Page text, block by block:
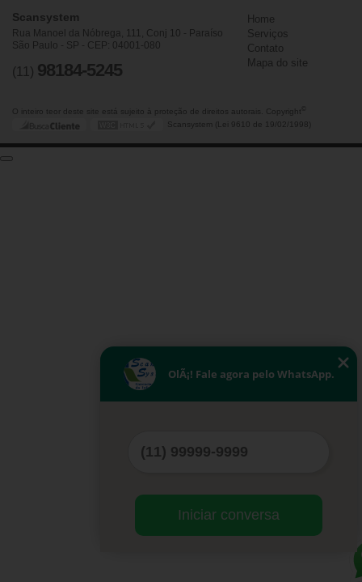
Scansystem
Rua Manoel da Nóbrega, 111, Conj 10 - Paraíso
São Paulo - SP - CEP: 04001-080
(11) 98184-5245
Home
Serviços
Contato
Mapa do site
O inteiro teor deste site está sujeito à proteção de direitos autorais. Copyright
Scansystem (Lei 9610 de 19/02/1998)
OlÃ¡! Fale agora pelo WhatsApp.
Iniciar conversa